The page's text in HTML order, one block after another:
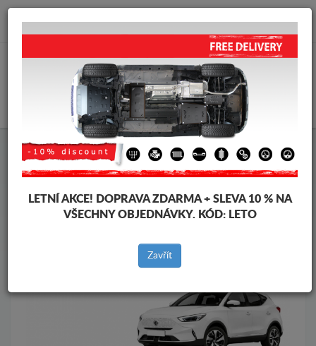
info@krytpodmotor.com
Kryt pod motor MG Kryt pod motor MG ZS
vozidel
Značky vozidel
Zpět na produkty
LETNÍ AKCE! DOPRAVA ZDARMA + SLEVA 10 % NA
VŠECHNY OBJEDNÁVKY. KÓD: LETO
Zavřít